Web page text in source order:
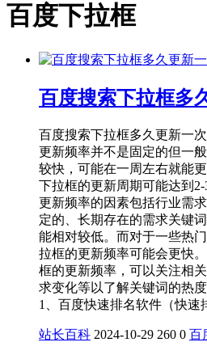
百度下拉框
百度搜索下拉框多
百度搜索下拉框多久更新一
更新频率并不是固定的但一
较快，可能在一周左右就能
下拉框的更新周期可能达到
更新频率的因素包括行业需
定的、长期存在的需求关键
能相对较低。而对于一些热
拉框的更新频率可能会更快
框的更新频率，可以关注相
求变化等以了解关键词的热
1、百度快速排名软件（快速
站长百科 2024-10-29 260 0 百